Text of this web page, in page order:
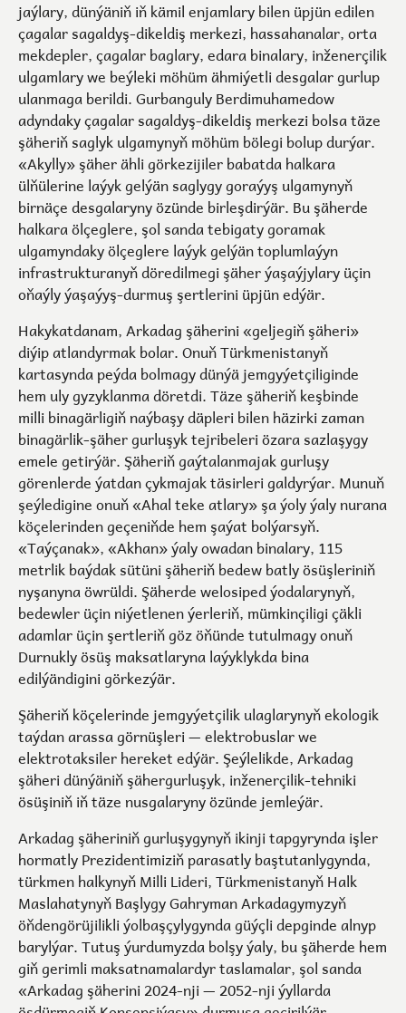
jaýlary, dünýäniň iň kämil enjamlary bilen üpjün edilen
çagalar sagaldyş-dikeldiş merkezi, hassahanalar, orta
mekdepler, çagalar baglary, edara binalary, inženerçilik
ulgamlary we beýleki möhüm ähmiýetli desgalar gurlup
ulanmaga berildi. Gurbanguly Berdimuhamedow
adyndaky çagalar sagaldyş-dikeldiş merkezi bolsa täze
şäheriň saglyk ulgamynyň möhüm bölegi bolup durýar.
«Akylly» şäher ähli görkezijiler babatda halkara
ülňülerine laýyk gelýän saglygy goraýyş ulgamynyň
birnäçe desgalaryny özünde birleşdirýär. Bu şäherde
halkara ölçeglere, şol sanda tebigaty goramak
ulgamyndaky ölçeglere laýyk gelýän toplumlaýyn
infrastrukturanyň döredilmegi şäher ýaşaýjylary üçin
oňaýly ýaşaýyş-durmuş şertlerini üpjün edýär.
Hakykatdanam, Arkadag şäherini «geljegiň şäheri»
diýip atlandyrmak bolar. Onuň Türkmenistanyň
kartasynda peýda bolmagy dünýä jemgyýetçiliginde
hem uly gyzyklanma döretdi. Täze şäheriň keşbinde
milli binagärligiň naýbaşy däpleri bilen häzirki zaman
binagärlik-şäher gurluşyk tejribeleri özara sazlaşygy
emele getirýär. Şäheriň gaýtalanmajak gurluşy
görenlerde ýatdan çykmajak täsirleri galdyrýar. Munuň
şeýledigine onuň «Ahal teke atlary» şa ýoly ýaly nurana
köçelerinden geçeniňde hem şaýat bolýarsyň.
«Taýçanak», «Akhan» ýaly owadan binalary, 115
metrlik baýdak sütüni şäheriň bedew batly ösüşleriniň
nyşanyna öwrüldi. Şäherde welosiped ýodalarynyň,
bedewler üçin niýetlenen ýerleriň, mümkinçiligi çäkli
adamlar üçin şertleriň göz öňünde tutulmagy onuň
Durnukly ösüş maksatlaryna laýyklykda bina
edilýändigini görkezýär.
Şäheriň köçelerinde jemgyýetçilik ulaglarynyň ekologik
taýdan arassa görnüşleri — elektrobuslar we
elektrotaksiler hereket edýär. Şeýlelikde, Arkadag
şäheri dünýäniň şähergurluşyk, inženerçilik-tehniki
ösüşiniň iň täze nusgalaryny özünde jemleýär.
Arkadag şäheriniň gurluşygynyň ikinji tapgyrynda işler
hormatly Prezidentimiziň parasatly baştutanlygynda,
türkmen halkynyň Milli Lideri, Türkmenistanyň Halk
Maslahatynyň Başlygy Gahryman Arkadagymyzyň
öňdengörüjilikli ýolbaşçylygynda güýçli depginde alnyp
barylýar. Tutuş ýurdumyzda bolşy ýaly, bu şäherde hem
giň gerimli maksatnamalardyr taslamalar, şol sanda
«Arkadag şäherini 2024-nji — 2052-nji ýyllarda